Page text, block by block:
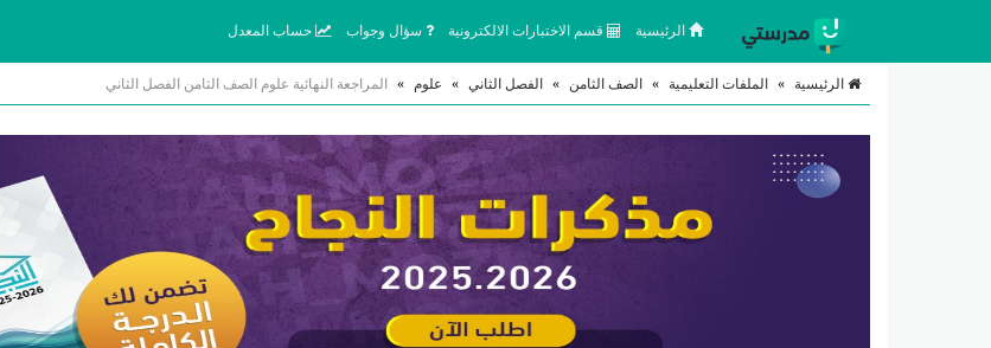
الرئيسية قسم الاختبارات الالكترونية سؤال وجواب حساب المعدل
الرئيسية » الملفات التعليمية » الصف الثامن » الفصل الثاني » علوم » المراجعة النهائية علوم الصف الثامن الفصل الثاني